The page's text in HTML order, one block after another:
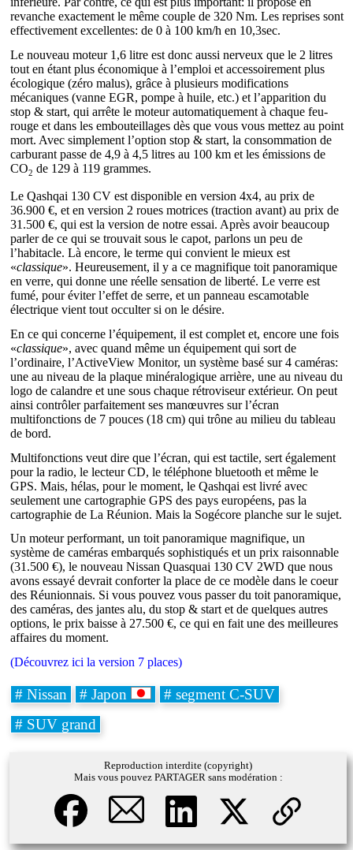
revanche exactement le même couple de 320 Nm. Les reprises sont
effectivement excellentes: de 0 à 100 km/h en 10,3sec.
Le nouveau moteur 1,6 litre est donc aussi nerveux que le 2 litres
tout en étant plus économique à l’emploi et accessoirement plus
écologique (zéro malus), grâce à plusieurs modifications
mécaniques (vanne EGR, pompe à huile, etc.) et l’apparition du
stop & start, qui arrête le moteur automatiquement à chaque feu-
rouge et dans les embouteillages dès que vous vous mettez au point
mort. Avec simplement l’option stop & start, la consommation de
carburant passe de 4,9 à 4,5 litres au 100 km et les émissions de
CO2 de 129 à 119 grammes.
Le Qashqai 130 CV est disponible en version 4x4, au prix de
36.900 €, et en version 2 roues motrices (traction avant) au prix de
31.500 €, qui est la version de notre essai. Après avoir beaucoup
parler de ce qui se trouvait sous le capot, parlons un peu de
l’habitacle. Là encore, le terme qui convient le mieux est
«classique». Heureusement, il y a ce magnifique toit panoramique
en verre, qui donne une réelle sensation de liberté. Le verre est
fumé, pour éviter l’effet de serre, et un panneau escamotable
électrique vient tout occulter si on le désire.
En ce qui concerne l’équipement, il est complet et, encore une fois
«classique», avec quand même un équipement qui sort de
l’ordinaire, l’ActiveView Monitor, un système basé sur 4 caméras:
une au niveau de la plaque minéralogique arrière, une au niveau du
logo de calandre et une sous chaque rétroviseur extérieur. On peut
ainsi contrôler parfaitement ses manœuvres sur l’écran
multifonctions de 7 pouces (18 cm) qui trône au milieu du tableau
de bord.
Multifonctions veut dire que l’écran, qui est tactile, sert également
pour la radio, le lecteur CD, le téléphone bluetooth et même le
GPS. Mais, hélas, pour le moment, le Qashqai est livré avec
seulement une cartographie GPS des pays européens, pas la
cartographie de La Réunion. Mais la Sogécore planche sur le sujet.
Un moteur performant, un toit panoramique magnifique, un
système de caméras embarqués sophistiqués et un prix raisonnable
(31.500 €), le nouveau Nissan Quasquai 130 CV 2WD que nous
avons essayé devrait conforter la place de ce modèle dans le coeur
des Réunionnais. Si vous pouvez vous passer du toit panoramique,
des caméras, des jantes alu, du stop & start et de quelques autres
options, le prix baisse à 27.500 €, ce qui en fait une des meilleures
affaires du moment.
(Découvrez ici la version 7 places)
# Nissan # Japon
# segment C-SUV
# SUV grand
Reproduction interdite (copyright)
Mais vous pouvez PARTAGER sans modération :